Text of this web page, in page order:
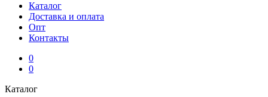
Каталог
Доставка и оплата
Опт
Контакты
0
0
Каталог